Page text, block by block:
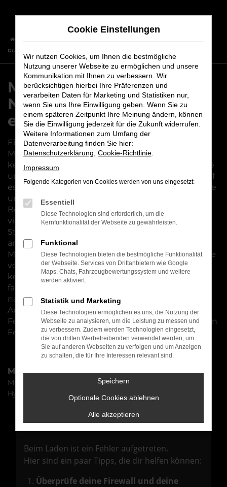
Zum
springen
Grandis Neuwagen – das passt einfach zu Bamberg
Mitsubishi Grandis
Neuwagen – das passt
einfach zu Bamberg
Ein Mitsubishi Grandis Neuwagen ist die perfekte
Mobilitätslösung für Bamberg. Im Autohaus Maier
kennen wir uns seit vielen Jahren mit dieser Marke
und deren Modellen aus und wissen genau, worauf
es beim Autokauf ankommt. Wie wäre es, wenn Sie
uns kennen lernen und gleich einen
Beratungstermin vereinbaren? Die Vorteile sind
vielfältig: zum einen sind wir mit unseren beiden
Standorten nicht weit von Bamberg entfernt, zum
anderen bieten wir ein breites Spektrum an
Mitsubishi Grandis Neuwagen und lassen Sie gerne
vor Ort einsteigen, um die vielen Pluspunkte
kennen und schätzen zu lernen. Wer sich für ein
fabrikneues Fahrzeug entscheidet, profitiert
naturgemäß von den zahlreichen
Auswahlmöglichkeiten inklusive der individuellen
Festlegung von Lackierung, Motorisierung und den
Features im Innenbereich.
Marken
Mitsubishi
Hyundai
Fehler: Network Error
Beim Laden ist ein Fehler aufgetreten.
Hier sind ein paar Tipps, die dir helfen können:
Überprüfe deine Firewall und deine
Cookie Einstellungen
Wir nutzen Cookies, um Ihnen die bestmögliche
Nutzung unserer Webseite zu ermöglichen und unsere
Kommunikation mit Ihnen zu verbessern. Wir
berücksichtigen hierbei Ihre Präferenzen und
verarbeiten Daten für Marketing und Statistiken nur,
wenn Sie uns Ihre Einwilligung geben. Wenn Sie zu
einem späteren Zeitpunkt Ihre Meinung ändern, können
Sie die Einwilligung jederzeit für die Zukunft widerrufen.
Weitere Informationen zum Umfang der
Datenverarbeitung finden Sie hier:
Datenschutzerklärung Cookie-Richtlinie
Impressum
Folgende Kategorien von Cookies werden von uns eingesetzt:
Essentiell
Diese Technologien sind erforderlich, um die
Kernfunktionalität der Webseite zu gewährleisten.
Funktional
Diese Technologien bieten die bestmögliche Funktionalität
der Webseite. Services von Drittanbietern wie Google
Maps, Chats, Fahrzeugbewertungssystem und weitere
werden aktiviert.
Statistik und Marketing
Diese Technologien ermöglichen es uns, die Nutzung der
Webseite zu analysieren, um die Leistung zu messen und
zu verbessern. Zudem werden Technologien eingesetzt,
die von dritten Werbetreibenden verwendet werden, um
Sie auf anderen Webseiten zu verfolgen und um Anzeigen
zu schalten, die für Ihre Interessen relevant sind.
Speichern
Optionale Cookies ablehnen
Alle akzeptieren